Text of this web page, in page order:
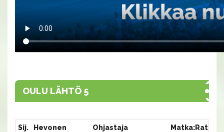
OULU LÄHTÖ 5
Sij. Hevonen Ohjastaja Matka:Rata